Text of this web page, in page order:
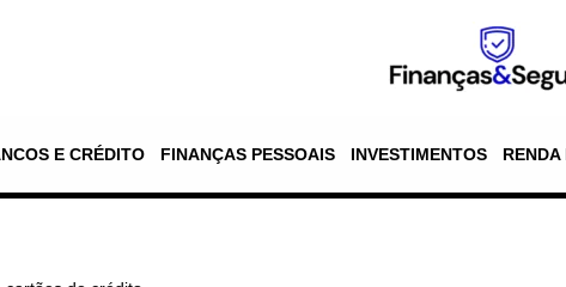
E CRÉDITO FINANÇAS PESSOAIS INVESTIMENTOS RENDA